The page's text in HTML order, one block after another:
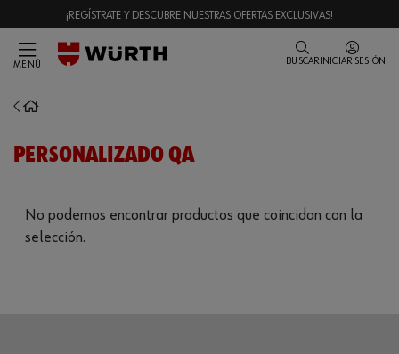
¡REGÍSTRATE Y DESCUBRE NUESTRAS OFERTAS EXCLUSIVAS!
MENÚ BUSCAR INICIAR SESIÓN
PERSONALIZADO QA
No podemos encontrar productos que coincidan con la
selección.